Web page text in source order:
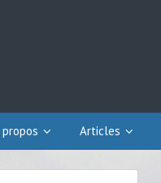
propos Articles